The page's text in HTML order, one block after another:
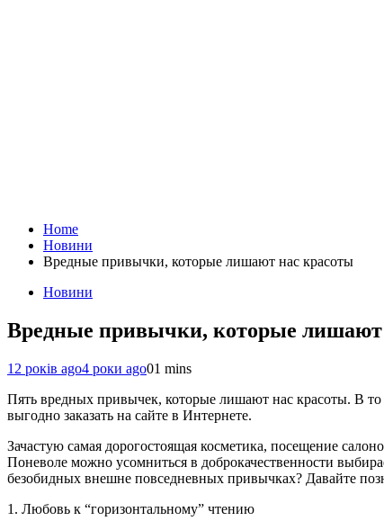
Home
Новини
Вредные привычки, которые лишают нас красоты
Новини
Вредные привычки, которые лишают
12 років ago4 роки ago01 mins
Пять вредных привычек, которые лишают нас красоты. В то
выгодно заказать на сайте в Интернете.
Зачастую самая дорогостоящая косметика, посещение
Поневоле можно усомниться в доброкачественности
безобидных внешне повседневных привычках? Давайте
1. Любовь к “горизонтальному” чтению